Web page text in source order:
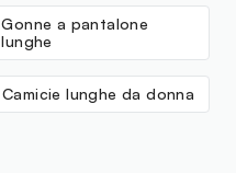
Gonne a pantalone
lunghe
Camicie lunghe da donna